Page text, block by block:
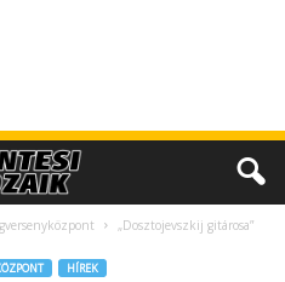
„Dosztojevszkij gitárosa”
HÍREK